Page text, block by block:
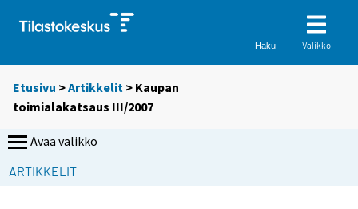
Haku Valikko
Etusivu >Artikkelit > Kaupan
toimialakatsaus III/2007
Avaa valikko
ARTIKKELIT